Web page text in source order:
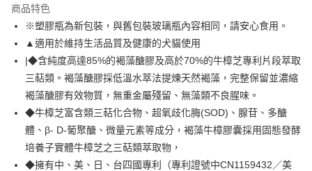
臺灣中小企業銀行
匯豐（台灣）商業銀行
華泰商業銀行
聯邦商業銀行
遠東國際商業銀行
元大商業銀行
永豐商業銀行
玉山商業銀行
星展（台灣）商業銀行
台灣樂天信用卡公司
上海商業儲蓄銀行
國泰世華商業銀行
兆豐國際商業銀行
匯豐（台灣）商業銀行
華泰商業銀行
聯邦商業銀行
遠東國際商業銀行
元大商業銀行
永豐商業銀行
玉山商業銀行
星展（台灣）商業銀行
台新國際商業銀行
中國信託商業銀行
華南商業銀行
上海商業儲蓄銀行
台北富邦商業銀行
國泰世華商業銀行
兆豐國際商業銀行
臺灣中小企業銀行
台中商業銀行
聯邦商業銀行
遠東國際商業銀行
元大商業銀行
永豐商業銀行
玉山商業銀行
星展（台灣）商業銀行
台新國際商業銀行
中國信託商業銀行
台灣樂天信用卡公司
華南商業銀行
彰化商業銀行
上海商業儲蓄銀行
台北富邦商業銀行
兆豐國際商業銀行
臺灣中小企業銀行
台中商業銀行
匯豐（台灣）商業銀行
華泰商業銀行
聯邦商業銀行
永豐商業銀行
玉山商業銀行
星展（台灣）商業銀行
台新國際商業銀行
中國信託商業銀行
台灣樂天信用卡公司
超商取貨付款
LINE Pay
Apple Pay
貨到付款
運送方式
全家取貨付款
商品特色
※塑膠瓶為新包裝，與舊包裝玻璃瓶內容相同，請安心食用。
▲適用於維持生活品質及健康的犬貓使用
|◆含純度高達85%的褐藻醣膠及高於70%的牛樟芝專利片段萃取
三萜類。褐藻醣膠採低溫水萃法提煉天然褐藻，完整保留並濃縮
褐藻醣膠有效物質，無重金屬殘留、無藻類不良腥味。
◆牛樟芝富含類三萜化合物、超氧歧化脢(SOD)、腺苷、多醣
體、β- D-葡聚醣、微量元素等成分，褐藻牛樟膠囊採用固態發酵
培養子實體牛樟芝之三萜類萃取物，
◆擁有中、美、日、台四國專利（專利證號中CN1159432／美